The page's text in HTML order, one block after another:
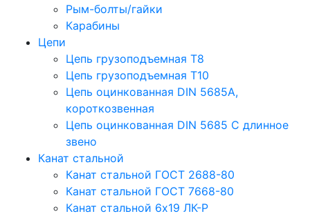
Рым-болты/гайки
Карабины
Цепи
Цепь грузоподъемная Т8
Цепь грузоподъемная Т10
Цепь оцинкованная DIN 5685A,
короткозвенная
Цепь оцинкованная DIN 5685 С длинное
звено
Канат стальной
Канат стальной ГОСТ 2688-80
Канат стальной ГОСТ 7668-80
Канат стальной 6x19 ЛК-Р